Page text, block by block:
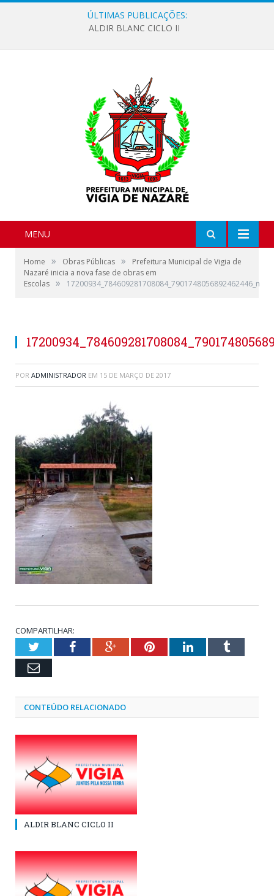
ÚLTIMAS PUBLICAÇÕES:
ALDIR BLANC CICLO II
MENU
Home » Obras Públicas »
Prefeitura Municipal de Vigia de
Nazaré inicia a nova fase de obras em
Escolas » 17200934_784609281708084_7901748056892462446_n
POR ADMINISTRADOR EM 15 DE MARÇO DE 2017
COMPARTILHAR:
TwitterFacebookGoogle+PinterestLinkedInTumblr
Email
CONTEÚDO RELACIONADO
ALDIR BLANC CICLO II